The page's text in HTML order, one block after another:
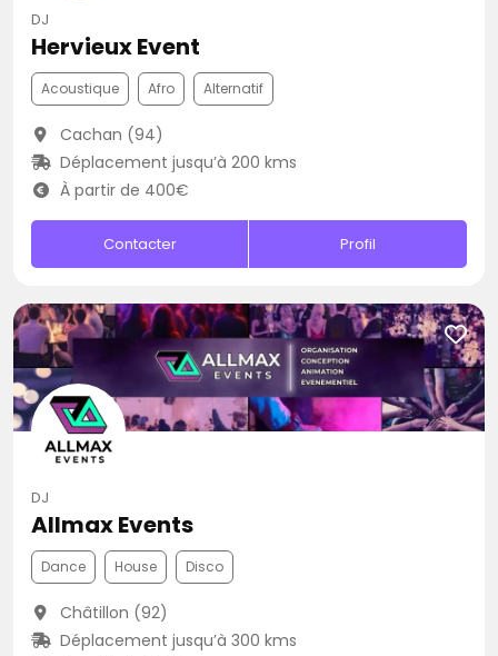
DJ
Hervieux Event
Acoustique Afro Alternatif
Cachan (94)
Déplacement jusqu’à 200 kms
À partir de 400€
Contacter Profil
DJ
Allmax Events
Dance House Disco
Châtillon (92)
Déplacement jusqu’à 300 kms